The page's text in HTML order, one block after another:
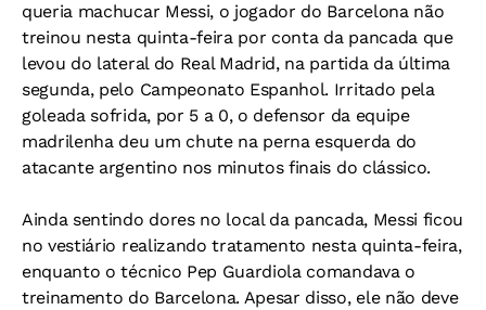
queria machucar Messi, o jogador do Barcelona não
treinou nesta quinta-feira por conta da pancada que
levou do lateral do Real Madrid, na partida da última
segunda, pelo Campeonato Espanhol. Irritado pela
goleada sofrida, por 5 a 0, o defensor da equipe
madrilenha deu um chute na perna esquerda do
atacante argentino nos minutos finais do clássico.
Ainda sentindo dores no local da pancada, Messi ficou
no vestiário realizando tratamento nesta quinta-feira,
enquanto o técnico Pep Guardiola comandava o
treinamento do Barcelona. Apesar disso, ele não deve